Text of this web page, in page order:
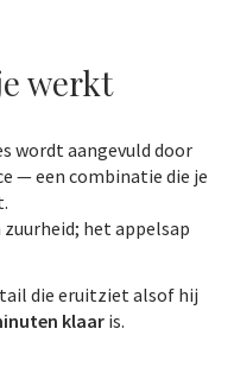
werkt
wordt aangevuld door
— een combinatie die je
het appelsap
die eruitziet alsof hij
klaar is.